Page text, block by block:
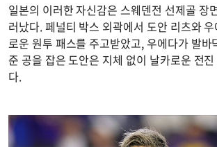
일본의 이러한 자신감은 스웨덴전 선제골 장
러났다. 페널티 박스 외곽에서 도안 리츠와
로운 원투 패스를 주고받았고, 우에다가 발바
준 공을 잡은 도안은 지체 없이 날카로운 전
다.